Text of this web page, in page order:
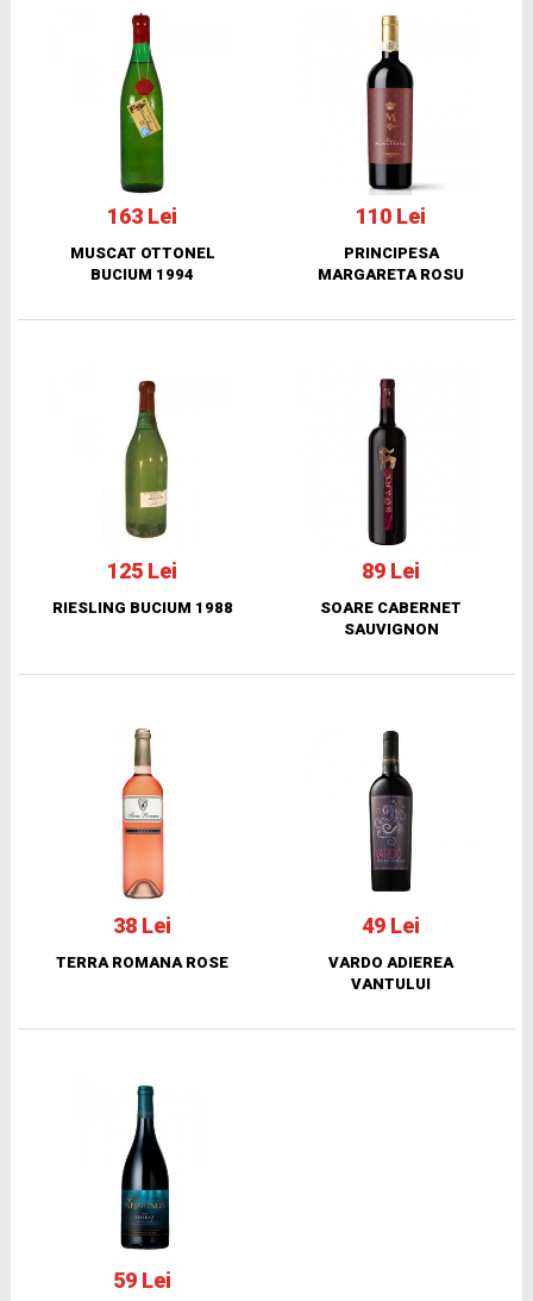
163 Lei
MUSCAT OTTONEL
BUCIUM 1994
110 Lei
PRINCIPESA
MARGARETA ROSU
125 Lei
RIESLING BUCIUM 1988
89 Lei
SOARE CABERNET
SAUVIGNON
38 Lei
TERRA ROMANA ROSE
49 Lei
VARDO ADIEREA
VANTULUI
59 Lei